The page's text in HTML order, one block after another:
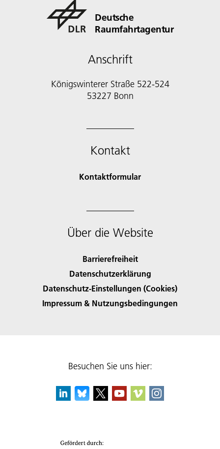
Deutsche
Raumfahrtagentur
Anschrift
Königswinterer Straße 522-524
53227 Bonn
Kontakt
Kontaktformular
Über die Website
Barrierefreiheit
Datenschutzerklärung
Datenschutz-Einstellungen (Cookies)
Impressum & Nutzungsbedingungen
Besuchen Sie uns hier: